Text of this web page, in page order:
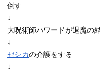
倒す
↓
大呪術師ハワードが退魔の
↓
ゼシカの介護をする
↓